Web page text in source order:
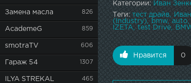
Замена масла 826
AcademeG 859
smotraTV 606
Гараж 54 1307
ILYA STREKAL 465
Категории:Иван
Теги:тест драйв
(Industry)
bmw auto
IZETA
test Drive
Нравится 0